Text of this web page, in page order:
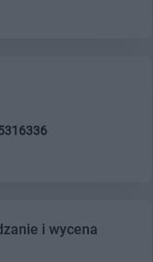
i wycena